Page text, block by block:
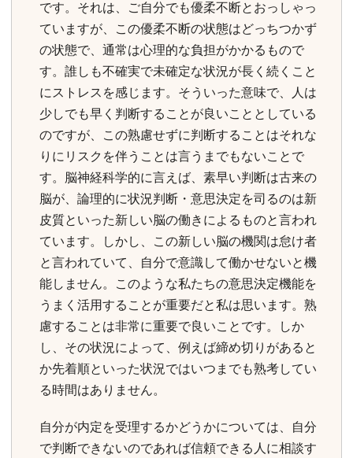
です。それは、ご自分でも優柔不断とおっしゃっ
ていますが、この優柔不断の状態はどっちつかず
の状態で、通常は心理的な負担がかかるもので
す。誰しも不確実で未確定な状況が長く続くこと
にストレスを感じます。そういった意味で、人は
少しでも早く判断することが良いこととしている
のですが、この熟慮せずに判断することはそれな
りにリスクを伴うことは言うまでもないことで
す。脳神経科学的に言えば、素早い判断は古来の
脳が、論理的に状況判断・意思決定を司るのは新
皮質といった新しい脳の働きによるものと言われ
ています。しかし、この新しい脳の機関は怠け者
と言われていて、自分で意識して働かせないと機
能しません。このような私たちの意思決定機能を
うまく活用することが重要だと私は思います。熟
慮することは非常に重要で良いことです。しか
し、その状況によって、例えば締め切りがあると
か先着順といった状況ではいつまでも熟考してい
る時間はありません。
自分が内定を受理するかどうかについては、自分
で判断できないのであれば信頼できる人に相談す